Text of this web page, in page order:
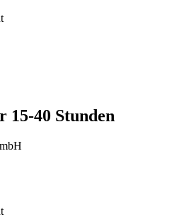
40 Stunden